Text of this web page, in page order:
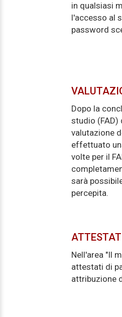
in qualsiasi
l'accesso al
password
Dopo la
studio
valutazione
effettuato
volte per il
sarà
percepita.
Nell'area "Il
attestati di
attribuzione